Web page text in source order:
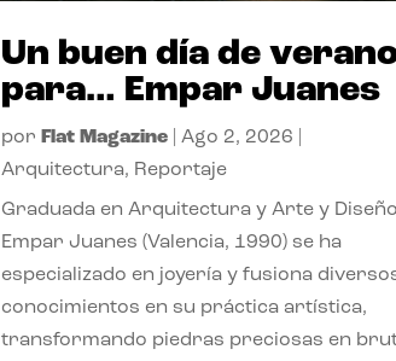
Un buen día de
para… Empar Juanes
por Flat Magazine| Ago 2, 2026
Arquitectura, Reportaje
Graduada en Arquitectura y Arte y
Empar Juanes (Valencia, 1990) se ha
especializado en joyería y fusiona
conocimientos en su práctica artística,
transformando piedras preciosas en